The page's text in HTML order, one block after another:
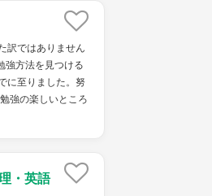
訳ではありません
強方法を見つける
に至りました。努
強の楽しいところ
・英語